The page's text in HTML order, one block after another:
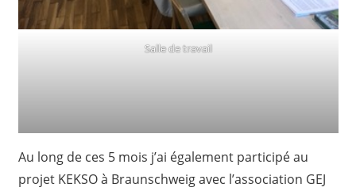
Salle de travail
Au long de ces 5 mois j’ai également participé au
projet KEKSO à Braunschweig avec l’association GEJ